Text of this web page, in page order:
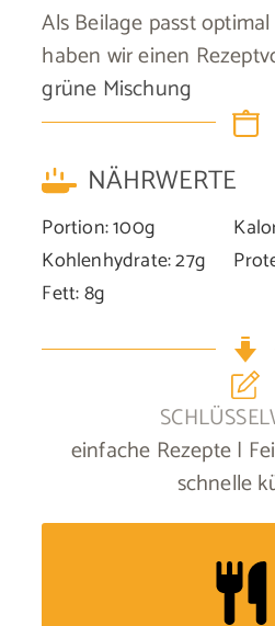
Als Beilage passt
haben wir einen
grüne Mischung
NÄHRWERTE
Portion:100g
Kohlenhydrate:27g
Fett:8g
einfache Rezepte |
schnelle